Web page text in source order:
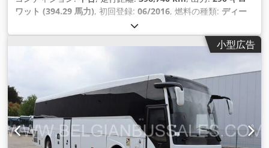
ワット (394.29 馬力), 初回登録: 06/2016, 燃料の種類: ディー
オートマチック
ロ6, 色:白色, ブレーキ:リターダ, 製造年:2016, 装備:ABS（ア
ンチロック・ブレーキ・システム）, エアコン, クルーズコント
小型広告